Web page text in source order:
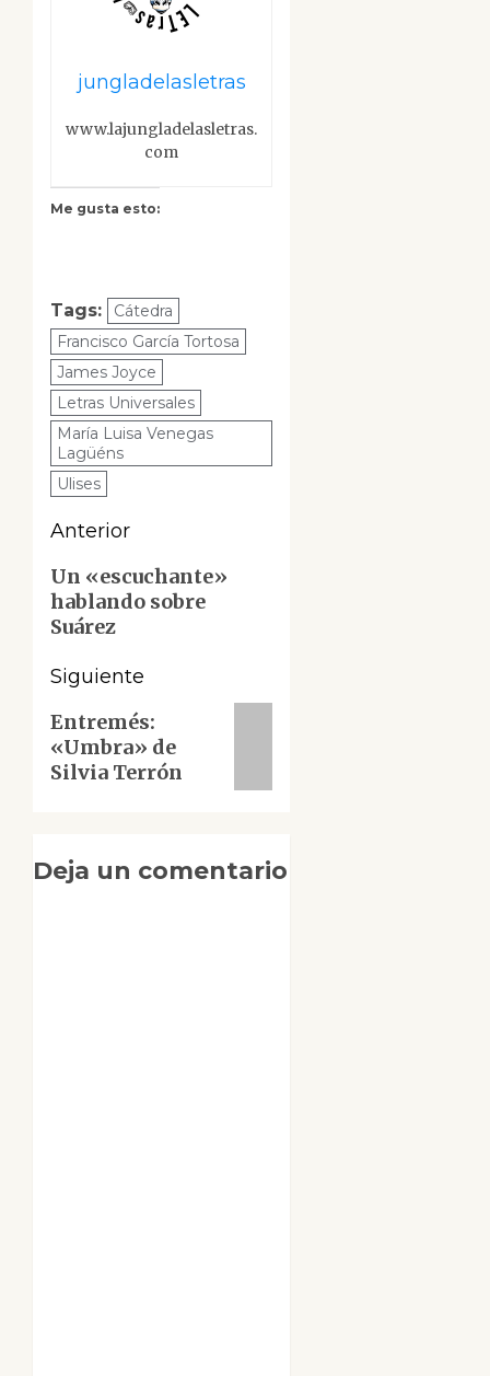
jungladelasletras
www.lajungladelasletras.
com
Me gusta esto:
Tags:
Cátedra
Francisco García Tortosa
James Joyce
Letras Universales
María Luisa Venegas
Lagüéns
Ulises
Navegación
de
entradas
Anterior
Entrada
anterior:
Un «escuchante»
hablando sobre
Suárez
Siguiente
Siguiente
entrada:
Entremés:
«Umbra» de
Silvia Terrón
Deja un comentario